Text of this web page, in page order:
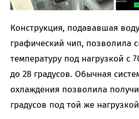
Конструкция, подававшая
графический чип, позволила
температуру под нагрузкой с
до 28 градусов. Обычная
охлаждения позволила
градусов под той же